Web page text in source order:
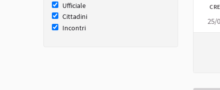
Ufficiale
Cittadini
Incontri
25/